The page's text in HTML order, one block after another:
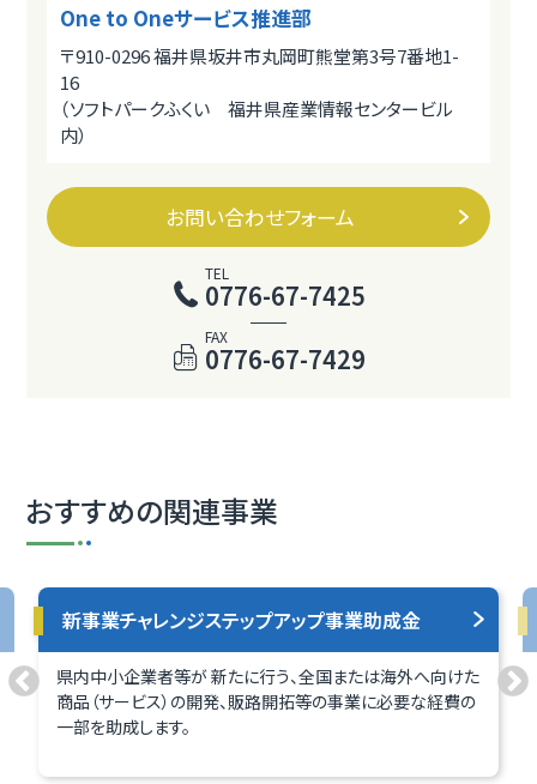
One to Oneサービス推進部
〒910-0296 福井県坂井市丸岡町熊堂第3号7番地1-
16
（ソフトパークふくい 福井県産業情報センタービル
内）
お問い合わせフォーム
TEL
0776-67-7425
FAX
0776-67-7429
おすすめの関連事業
新事業チャレンジステップアップ事業助成金
県内中小企業者等が 新たに行う、全国または海外へ向けた
商品（サービス）の開発、販路開拓等の事業に必要な経費の
一部を助成します。